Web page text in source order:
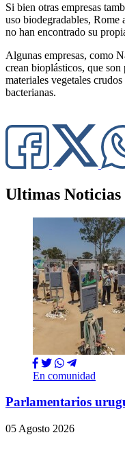
Si bien otras empresas
uso biodegradables, Rome
no han encontrado su
Algunas empresas, como
crean bioplásticos, que
materiales vegetales
bacterianas.
Ultimas Noticias
En comunidad
Parlamentarios
05 Agosto 2026